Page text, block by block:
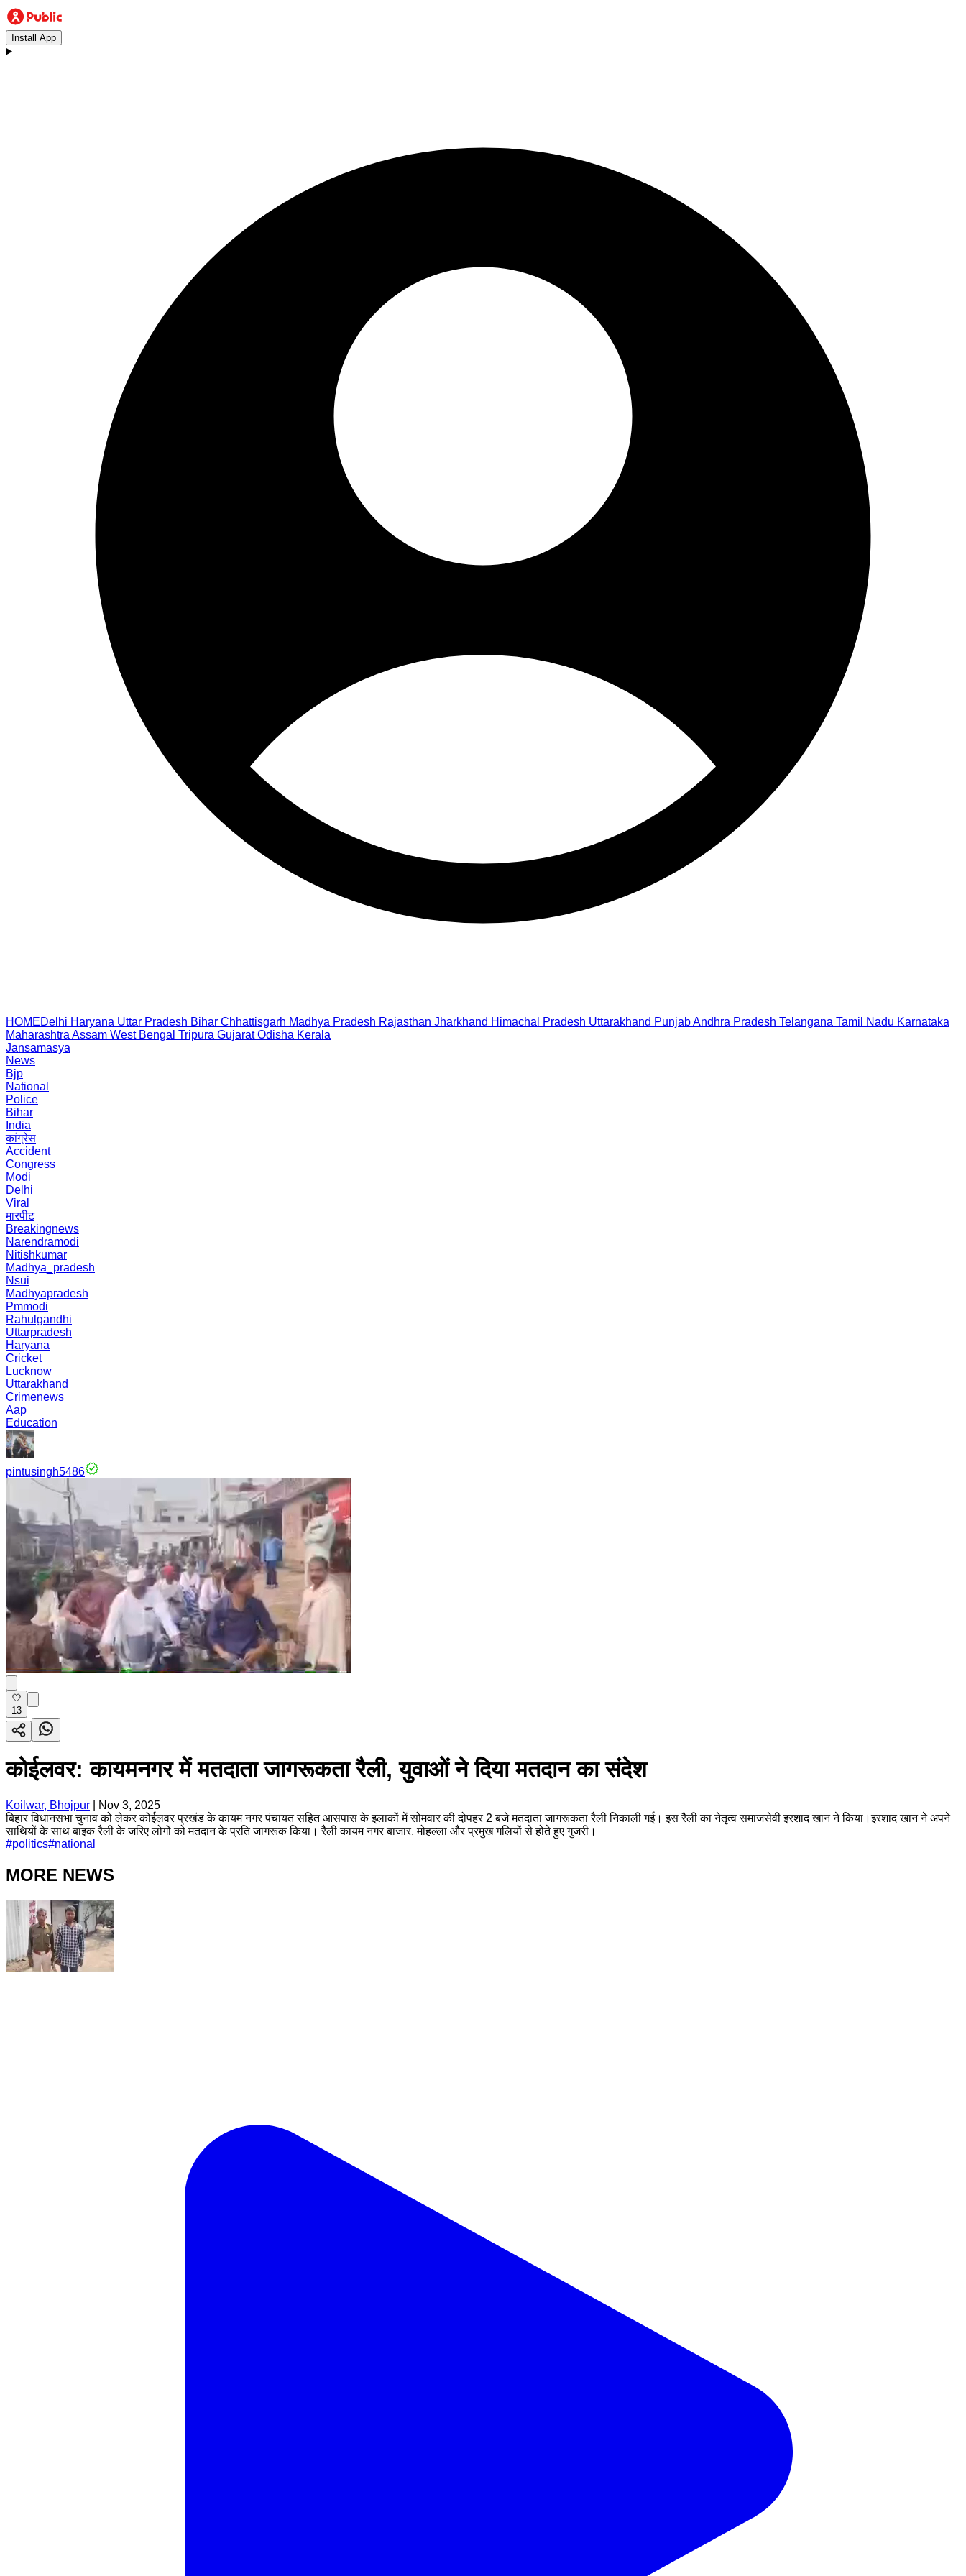
Install App
HOMEDelhi Haryana Uttar Pradesh Bihar Chhattisgarh Madhya Pradesh Rajasthan Jharkhand Himachal Pradesh Uttarakhand PunjabAndhra Pradesh Telangana Tamil Nadu Karnataka
Maharashtra Assam West Bengal Tripura Gujarat Odisha Kerala
Jansamasya
News
Bjp
National
Police
Bihar
India
कांग्रेस
Accident
Congress
Modi
Delhi
Viral
मारपीट
Breakingnews
Narendramodi
Nitishkumar
Madhya_pradesh
Nsui
Madhyapradesh
Pmmodi
Rahulgandhi
Uttarpradesh
Haryana
Cricket
Lucknow
Uttarakhand
Crimenews
Aap
Education
pintusingh5486
13
कोईलवर: कायमनगर में मतदाता जागरूकता रैली, युवाओं ने दिया मतदान का संदेश
Koilwar, Bhojpur
Nov 3, 2025
बिहार विधानसभा चुनाव को लेकर कोईलवर प्रखंड के कायम नगर पंचायत सहित आसपास के इलाकों में सोमवार की दोपहर 2 बजे मतदाता जागरूकता रैली निकाली गई। इस रैली का नेतृत्व समाजसेवी इरशाद खान ने किया।इरशाद खान ने अपने
साथियों के साथ बाइक रैली के जरिए लोगों को मतदान के प्रति जागरूक किया। रैली कायम नगर बाजार, मोहल्ला और प्रमुख गलियों से होते हुए गुजरी।
#politics#national
MORE NEWS